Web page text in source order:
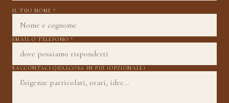
IL TUO NOME *
EMAIL O TELEFONO *
RACCONTACI QUALCOSA IN PIÙ (OPZIONALE)